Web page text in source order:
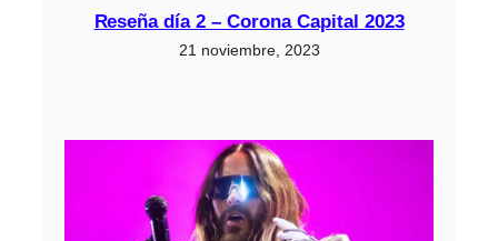
Reseña día 2 – Corona Capital 2023
21 noviembre, 2023